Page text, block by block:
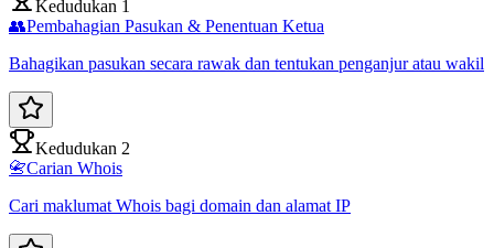
Kedudukan 1
👥Pembahagian Pasukan & Penentuan Ketua
Bahagikan pasukan secara rawak dan tentukan penganjur atau wakil
Kedudukan 2
📇Carian Whois
Cari maklumat Whois bagi domain dan alamat IP